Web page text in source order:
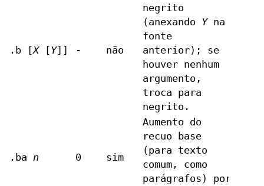
.b [X[Y]] - não
negrito
(anexando Yna
fonte
anterior); se
houver nenhum
argumento,
troca para
negrito.
.ba n 0 sim
Aumento do
recuo base
(para texto
comum, como
parágrafos) por